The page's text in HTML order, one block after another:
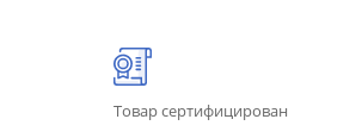
Товар сертифицирован